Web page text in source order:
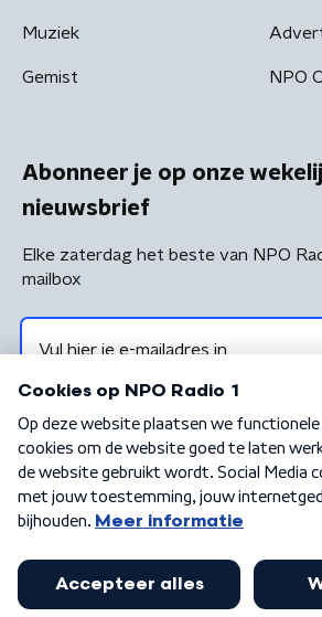
Muziek
Gemist NPO
Abonneer je op onze
nieuwsbrief
Elke zaterdag het beste van NPO
mailbox
Algemene voorwaarden Privacybeleid